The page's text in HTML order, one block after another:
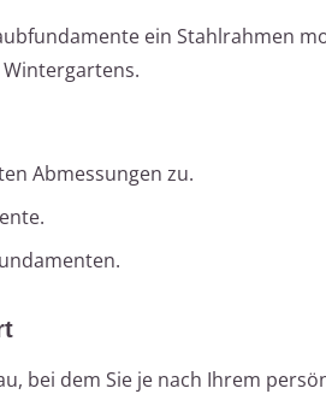
ein Stahlrahmen
Abmessungen zu.
bei dem Sie je nach Ihrem